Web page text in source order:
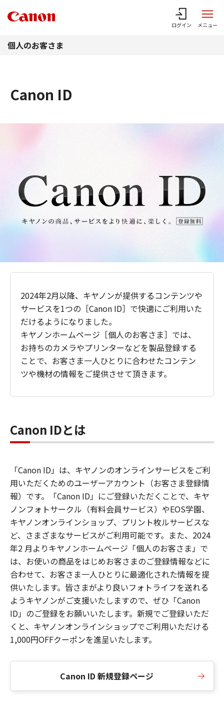
ログイン メニュー
個人のお客さま
Canon ID
2024年2月以降、キヤノンが提供するコンテンツや
サービスを1つの［Canon ID］で快適にご利用いた
だけるようになりました。
キヤノンホームページ［個人のお客さま］では、
お持ちのカメラやプリンターなどを製品登録する
ことで、お客さま一人ひとりに合わせたコンテン
ツや機材の情報をご提供させて頂きます。
Canon IDとは
「Canon ID」は、キヤノンのオンラインサービスをご利
用いただくためのユーザーアカウント（お客さま登録情
報）です。「Canon ID」にご登録いただくことで、キヤ
ノンフォトサークル（有料会員サービス）やEOS学園、
キヤノンオンラインショップ、プリント枚ルサービスな
ど、さまざまなサービスがご利用可能です。また、2024
年2 月よりキヤノンホームページ「個人のお客さま」で
は、お使いの商品をはじめお客さまのご登録情報などに
合わせて、お客さま一人ひとりに最適化された情報を提
供いたします。皆さまがより良いフォトライフを送れる
ようキヤノンがご支援いたしますので、ぜひ「Canon
ID」のご登録をお願いいたします。新規でご登録いただ
くと、キヤノンオンラインショップでご利用いただける
1,000円OFFクーポンを進呈いたします。
Canon ID 新規登録ページ